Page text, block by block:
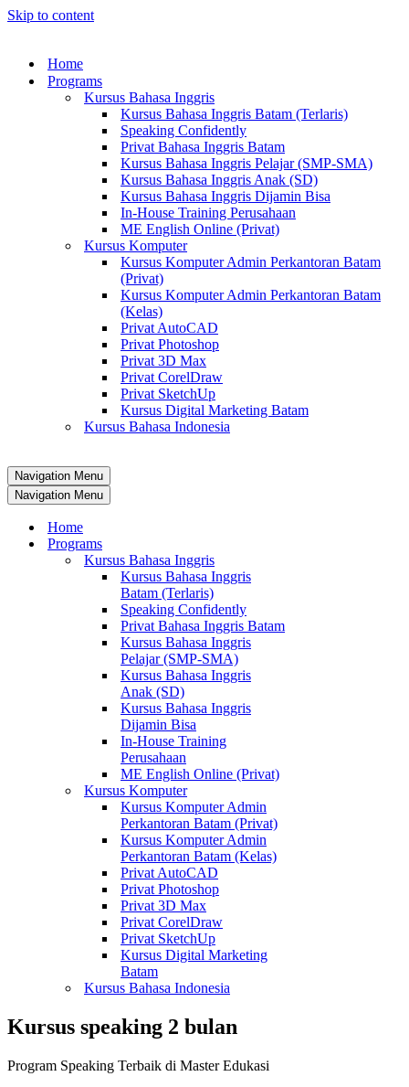
Skip to content
Home
Programs
Kursus Bahasa Inggris
Kursus Bahasa Inggris Batam (Terlaris)
Speaking Confidently
Privat Bahasa Inggris Batam
Kursus Bahasa Inggris Pelajar (SMP-SMA)
Kursus Bahasa Inggris Anak (SD)
Kursus Bahasa Inggris Dijamin Bisa
In-House Training Perusahaan
ME English Online (Privat)
Kursus Komputer
Kursus Komputer Admin Perkantoran Batam
(Privat)
Kursus Komputer Admin Perkantoran Batam
(Kelas)
Privat AutoCAD
Privat Photoshop
Privat 3D Max
Privat CorelDraw
Privat SketchUp
Kursus Digital Marketing Batam
Kursus Bahasa Indonesia
Navigation Menu
Navigation Menu
Home
Programs
Kursus Bahasa Inggris
Kursus Bahasa Inggris
Batam (Terlaris)
Speaking Confidently
Privat Bahasa Inggris Batam
Kursus Bahasa Inggris
Pelajar (SMP-SMA)
Kursus Bahasa Inggris
Anak (SD)
Kursus Bahasa Inggris
Dijamin Bisa
In-House Training
Perusahaan
ME English Online (Privat)
Kursus Komputer
Kursus Komputer Admin
Perkantoran Batam (Privat)
Kursus Komputer Admin
Perkantoran Batam (Kelas)
Privat AutoCAD
Privat Photoshop
Privat 3D Max
Privat CorelDraw
Privat SketchUp
Kursus Digital Marketing
Batam
Kursus Bahasa Indonesia
Kursus speaking 2 bulan
Program Speaking Terbaik di Master Edukasi